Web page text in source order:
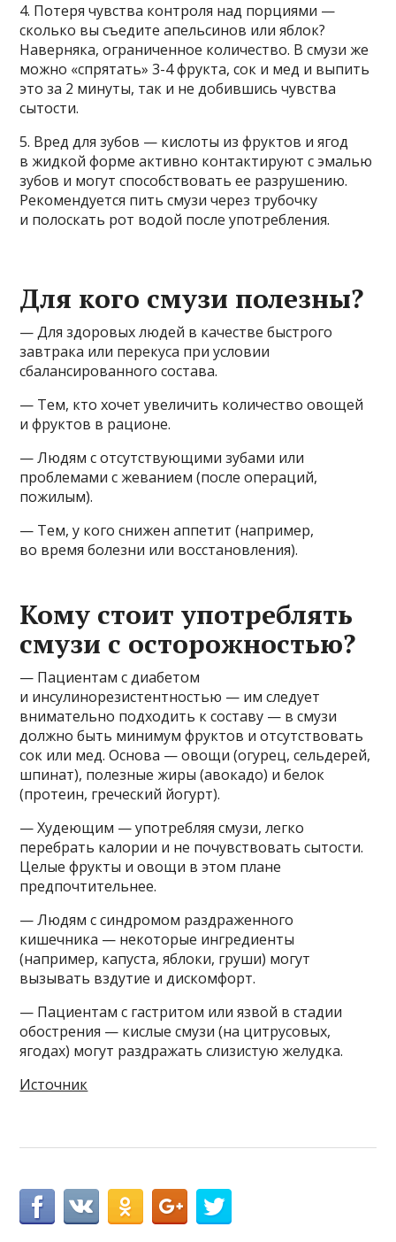
4. Потеря чувства контроля над порциями —
сколько вы съедите апельсинов или яблок?
Наверняка, ограниченное количество. В смузи же
можно «спрятать» 3-4 фрукта, сок и мед и выпить
это за 2 минуты, так и не добившись чувства
сытости.
5. Вред для зубов — кислоты из фруктов и ягод
в жидкой форме активно контактируют с эмалью
зубов и могут способствовать ее разрушению.
Рекомендуется пить смузи через трубочку
и полоскать рот водой после употребления.
Для кого смузи полезны?
— Для здоровых людей в качестве быстрого
завтрака или перекуса при условии
сбалансированного состава.
— Тем, кто хочет увеличить количество овощей
и фруктов в рационе.
— Людям с отсутствующими зубами или
проблемами с жеванием (после операций,
пожилым).
— Тем, у кого снижен аппетит (например,
во время болезни или восстановления).
Кому стоит употреблять
смузи с осторожностью?
— Пациентам с диабетом
и инсулинорезистентностью — им следует
внимательно подходить к составу — в смузи
должно быть минимум фруктов и отсутствовать
сок или мед. Основа — овощи (огурец, сельдерей,
шпинат), полезные жиры (авокадо) и белок
(протеин, греческий йогурт).
— Худеющим — употребляя смузи, легко
перебрать калории и не почувствовать сытости.
Целые фрукты и овощи в этом плане
предпочтительнее.
— Людям с синдромом раздраженного
кишечника — некоторые ингредиенты
(например, капуста, яблоки, груши) могут
вызывать вздутие и дискомфорт.
— Пациентам с гастритом или язвой в стадии
обострения — кислые смузи (на цитрусовых,
ягодах) могут раздражать слизистую желудка.
Источник